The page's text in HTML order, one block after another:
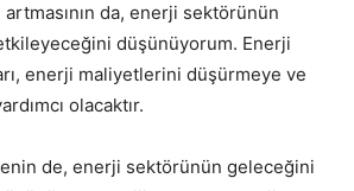
da, enerji sektörünün
düşünüyorum. Enerji
enerji maliyetlerini düşürmeye ve
olacaktır.
de, enerji sektörünün geleceğini